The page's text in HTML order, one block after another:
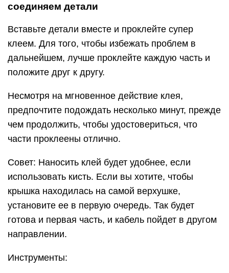
соединяем детали
Вставьте детали вместе и проклейте супер
клеем. Для того, чтобы избежать проблем в
дальнейшем, лучше проклейте каждую часть и
положите друг к другу.
Несмотря на мгновенное действие клея,
предпочтите подождать несколько минут, прежде
чем продолжить, чтобы удостовериться, что
части проклеены отлично.
Совет: Наносить клей будет удобнее, если
использовать кисть. Если вы хотите, чтобы
крышка находилась на самой верхушке,
установите ее в первую очередь. Так будет
готова и первая часть, и кабель пойдет в другом
направлении.
Инструменты: